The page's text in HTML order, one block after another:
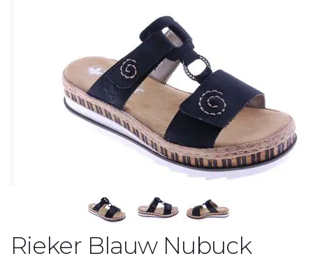
Rieker Blauw Nubuck